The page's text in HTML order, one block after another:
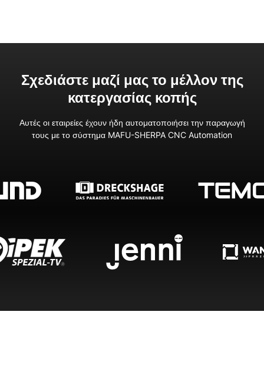
Σχεδιάστε μαζί μας το μέλλον της
κατεργασίας κοπής
Αυτές οι εταιρείες έχουν ήδη αυτοματοποιήσει την παραγωγή
τους με το σύστημα MAFU-SHERPA CNC Automation